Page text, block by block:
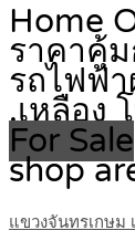
Home
ราคาคุ้
รถไฟฟ้
,เหลือง
For Sale
shop
แขวงจันทรเกษม